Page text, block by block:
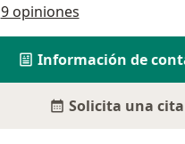
9 opiniones
Información de
Solicita una cita